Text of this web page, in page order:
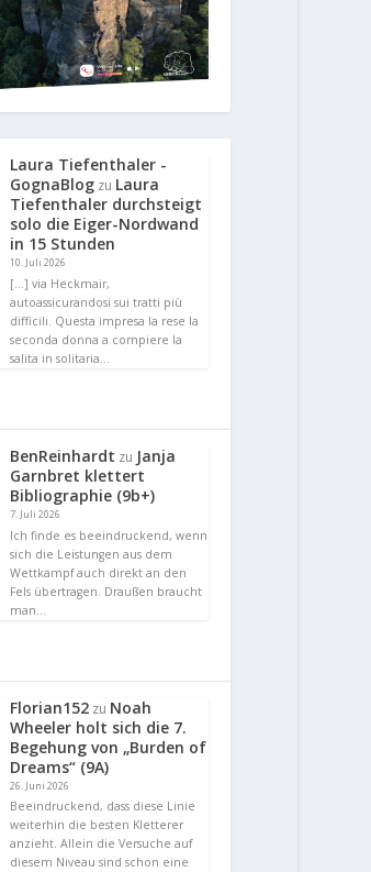
Laura Tiefenthaler -
GognaBlog zu Laura
Tiefenthaler durchsteigt
solo die Eiger-Nordwand
in 15 Stunden
10. Juli 2026
[…] via Heckmair,
autoassicurandosi sui tratti più
difficili. Questa impresa la rese la
seconda donna a compiere la
salita in solitaria…
BenReinhardt zu Janja
Garnbret klettert
Bibliographie (9b+)
7. Juli 2026
Ich finde es beeindruckend, wenn
sich die Leistungen aus dem
Wettkampf auch direkt an den
Fels übertragen. Draußen braucht
man…
Florian152 zu Noah
Wheeler holt sich die 7.
Begehung von „Burden of
Dreams“ (9A)
26. Juni 2026
Beeindruckend, dass diese Linie
weiterhin die besten Kletterer
anzieht. Allein die Versuche auf
diesem Niveau sind schon eine